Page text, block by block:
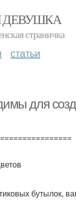
ДЕВУШКА
страничка
статьи
для
бутылок,